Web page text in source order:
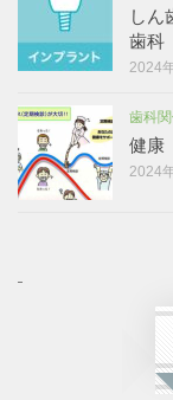
しん
歯科
2024
歯科
健康
2024